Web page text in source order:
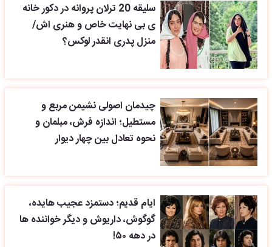
سلیقه 20 ترلان پروانه در دکور خانه
ی بی نهایت خاص و هنری اش/
منزل پدری انقدر لوکس؟
چیدمان اصولی نشیمن مربع و
مستطیل؛ اندازه فرش، مبلمان و
نحوه تعادل بین چهار دیوار
ایام قدیم؛ دستمزد عجیب هایده،
گوگوش، داریوش و دیگر خواننده ها
در دهه ۵۰!